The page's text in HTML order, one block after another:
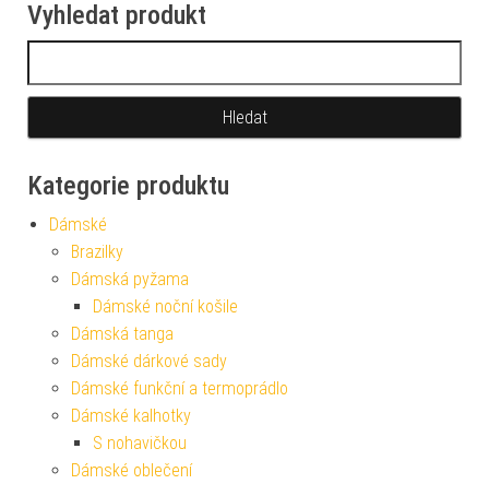
Vyhledat produkt
Kategorie produktu
Dámské
Brazilky
Dámská pyžama
Dámské noční košile
Dámská tanga
Dámské dárkové sady
Dámské funkční a termoprádlo
Dámské kalhotky
S nohavičkou
Dámské oblečení